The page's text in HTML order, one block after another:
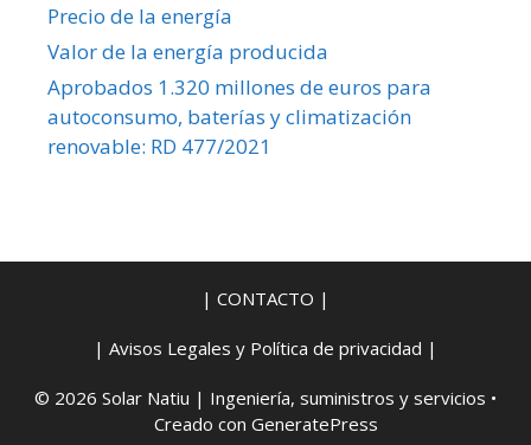
Precio de la energía
Valor de la energía producida
Aprobados 1.320 millones de euros para
autoconsumo, baterías y climatización
renovable: RD 477/2021
| CONTACTO |
| Avisos Legales y Política de privacidad |
© 2026 Solar Natiu | Ingeniería, suministros y servicios •
Creado con GeneratePress